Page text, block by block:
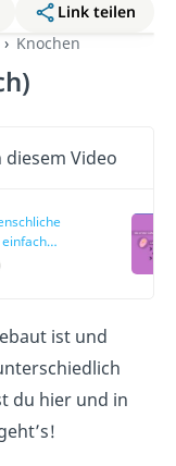
Link teilen
Knochen
diesem Video
einfach
ist und
du hier und in